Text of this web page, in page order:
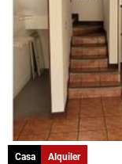
Casa Alquiler